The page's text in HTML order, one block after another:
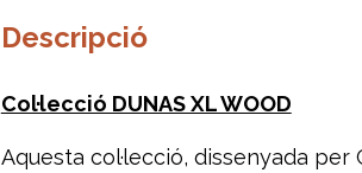
Descripció
Col·lecció DUNAS XL WOOD
Aquesta col·lecció, dissenyada